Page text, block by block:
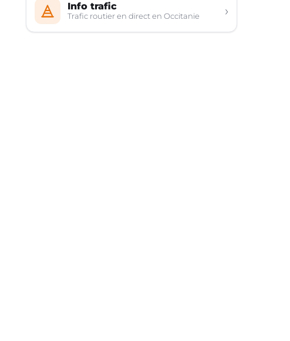
Info trafic
Trafic routier en direct en Occitanie ›